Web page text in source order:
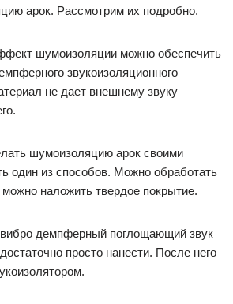
арок. Рассмотрим их подробно.
шумоизоляции можно обеспечить
звукоизоляционного
не дает внешнему звуку
шумоизоляцию арок своими
один из способов. Можно обработать
наложить твердое покрытие.
демпферный поглощающий звук
просто нанести. После него